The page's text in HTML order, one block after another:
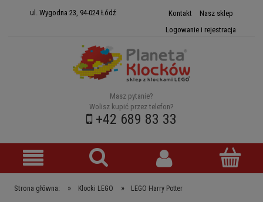
ul. Wygodna 23, 94-024 Łódź Kontakt
Nasz sklep
Logowanie i rejestracja
Masz pytanie?
Wolisz kupić przez telefon?
+42 689 83 33
Strona główna: » Klocki LEGO » LEGO Harry Potter